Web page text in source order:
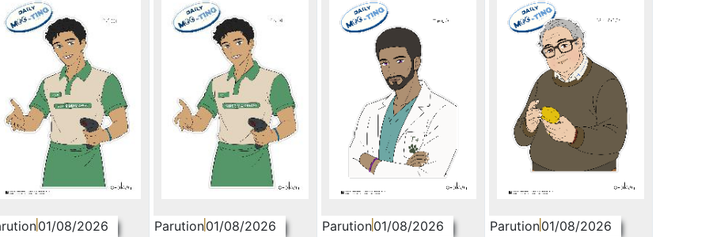
01/08/2026 Parution01/08/2026 Parution01/08/2026 Parution01/08/2026